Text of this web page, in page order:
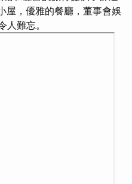
屋，優雅的餐廳，董事會娛
難忘。